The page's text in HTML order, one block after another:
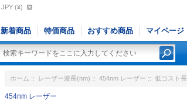
JPY (¥)
新着商品 特価商品 おすすめ商品 マイページ
ホーム :: レーザー波長(nm) ::454nm レーザー :: 低コスト
454nm レーザー